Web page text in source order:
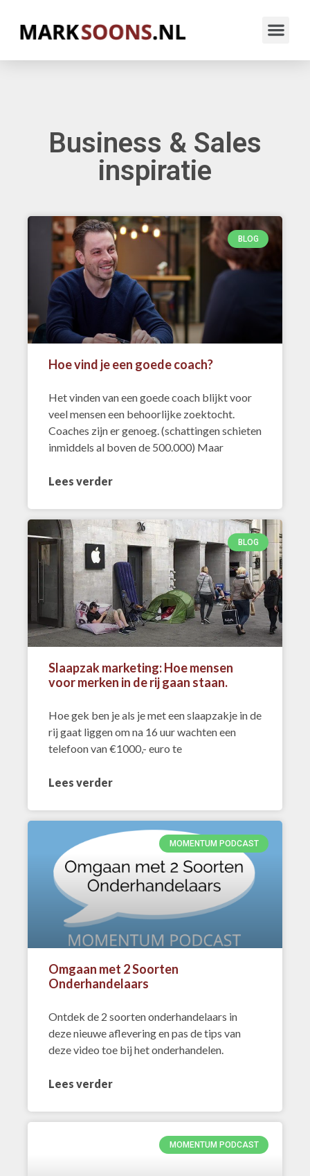
Business & Sales
inspiratie
BLOG
Hoe vind je een goede coach?
Het vinden van een goede coach blijkt voor
veel mensen een behoorlijke zoektocht.
Coaches zijn er genoeg. (schattingen schieten
inmiddels al boven de 500.000) Maar
Lees verder
BLOG
Slaapzak marketing: Hoe mensen
voor merken in de rij gaan staan.
Hoe gek ben je als je met een slaapzakje in de
rij gaat liggen om na 16 uur wachten een
telefoon van €1000,- euro te
Lees verder
MOMENTUM PODCAST
Omgaan met 2 Soorten
Onderhandelaars
Ontdek de 2 soorten onderhandelaars in
deze nieuwe aflevering en pas de tips van
deze video toe bij het onderhandelen.
Lees verder
MOMENTUM PODCAST